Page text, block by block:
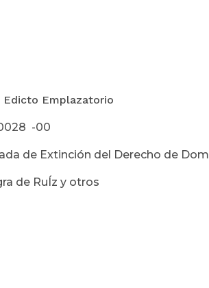
Edicto Emplazatorio
-00
de Extinción del Derecho de
de RuÍz y otros